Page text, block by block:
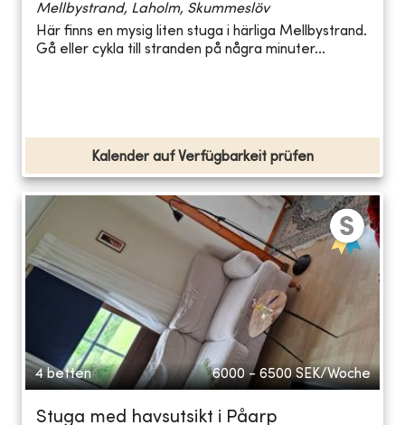
Mellbystrand, Laholm, Skummeslöv
Här finns en mysig liten stuga i härliga Mellbystrand.
Gå eller cykla till stranden på några minuter...
Kalender auf Verfügbarkeit prüfen
4 betten 6000 - 6500 SEK/Woche
Stuga med havsutsikt i Påarp